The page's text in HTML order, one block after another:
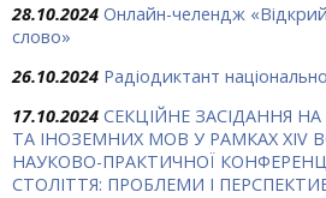
28.10.2024 Онлайн-челендж
слово»
26.10.2024 Радіодиктант
17.10.2024 СЕКЦІЙНЕ ЗАСІДАННЯ НА
ТА ІНОЗЕМНИХ МОВ У РАМКАХ ХIV
НАУКОВО-ПРАКТИЧНОЇ
СТОЛІТТЯ: ПРОБЛЕМИ І